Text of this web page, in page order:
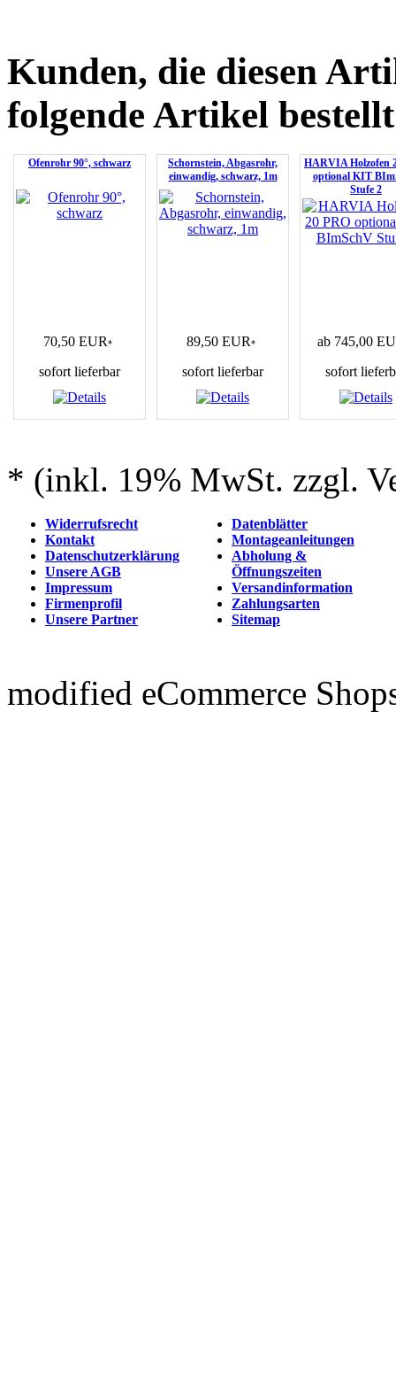
Kunden, die diesen
folgende Artikel
Ofenrohr 90°, schwarz
70,50 EUR*
sofort lieferbar
Schornstein, Abgasrohr,
einwandig, schwarz, 1m
89,50 EUR*
sofort lieferbar
HARVIA Holzofen
optional KIT
Stufe 2
ab 745,00
sofort
* (inkl. 19% MwSt. zzgl.
Widerrufsrecht
Kontakt
Datenschutzerklärung
Unsere AGB
Impressum
Firmenprofil
Unsere Partner
Datenblätter
Montageanleitungen
Abholung &
Öffnungszeiten
Versandinformation
Zahlungsarten
Sitemap
modified eCommerce